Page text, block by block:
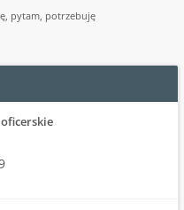
pytam, potrzebuję